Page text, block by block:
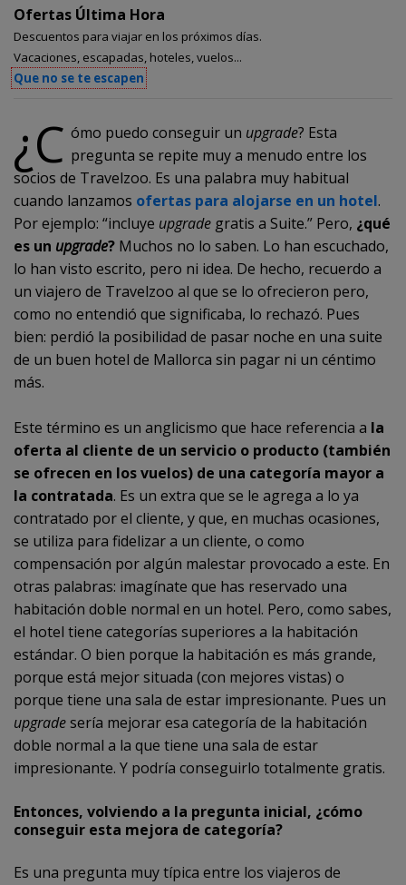
¿C ómo puedo conseguir un upgrade? Esta
pregunta se repite muy a menudo entre los
socios de Travelzoo. Es una palabra muy habitual
cuando lanzamos ofertas para alojarse en un hotel.
Por ejemplo: “incluye upgrade gratis a Suite.” Pero, ¿qué
es un upgrade? Muchos no lo saben. Lo han escuchado,
lo han visto escrito, pero ni idea. De hecho, recuerdo a
un viajero de Travelzoo al que se lo ofrecieron pero,
como no entendió que significaba, lo rechazó. Pues
bien: perdió la posibilidad de pasar noche en una suite
de un buen hotel de Mallorca sin pagar ni un céntimo
más.
Este término es un anglicismo que hace referencia a la
oferta al cliente de un servicio o producto (también
se ofrecen en los vuelos) de una categoría mayor a
la contratada. Es un extra que se le agrega a lo ya
contratado por el cliente, y que, en muchas ocasiones,
se utiliza para fidelizar a un cliente, o como
compensación por algún malestar provocado a este. En
otras palabras: imagínate que has reservado una
habitación doble normal en un hotel. Pero, como sabes,
el hotel tiene categorías superiores a la habitación
estándar. O bien porque la habitación es más grande,
porque está mejor situada (con mejores vistas) o
porque tiene una sala de estar impresionante. Pues un
upgradesería mejorar esa categoría de la habitación
doble normal a la que tiene una sala de estar
impresionante. Y podría conseguirlo totalmente gratis.
Entonces, volviendo a la pregunta inicial, ¿cómo
conseguir esta mejora de categoría?
Es una pregunta muy típica entre los viajeros de
Ofertas Última Hora
Descuentos para viajar en los próximos días.
Vacaciones, escapadas, hoteles, vuelos...
Que no se te escapen